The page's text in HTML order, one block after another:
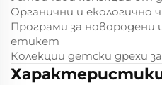
Органични и екологично
Програми за новородени
етикет
Колекции детски дрехи